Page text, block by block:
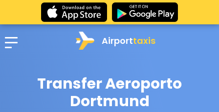
Airporttaxis
Transfer Aeroporto
Dortmund